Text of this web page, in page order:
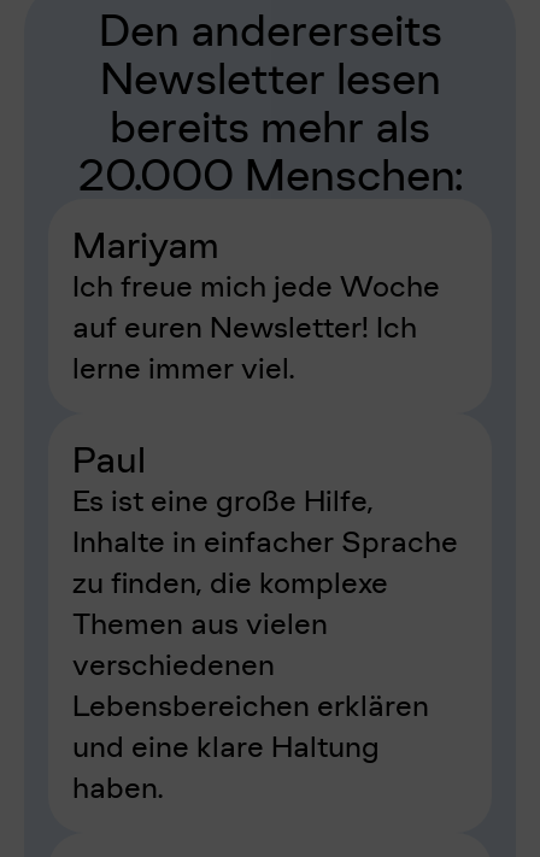
Den andererseits
Newsletter lesen
bereits mehr als
20.000 Menschen:
Mariyam
Ich freue mich jede Woche
auf euren Newsletter! Ich
lerne immer viel.
Paul
Es ist eine große Hilfe,
Inhalte in einfacher Sprache
zu finden, die komplexe
Themen aus vielen
verschiedenen
Lebensbereichen erklären
und eine klare Haltung
haben.